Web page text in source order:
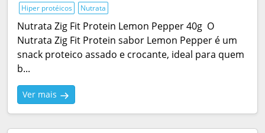
Hiper protéicos Nutrata
Nutrata Zig Fit Protein Lemon Pepper 40g O
Nutrata Zig Fit Protein sabor Lemon Pepper é um
snack proteico assado e crocante, ideal para quem
b...
Ver mais